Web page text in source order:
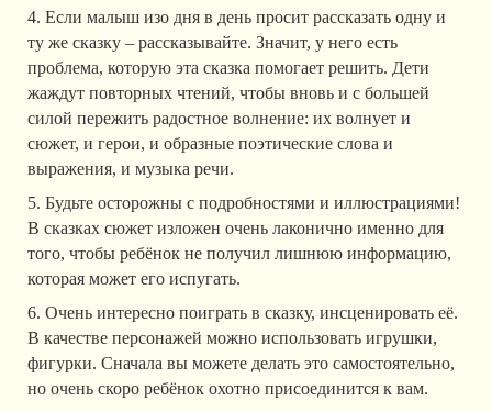
4. Если малыш изо дня в день просит рассказать одну и
ту же сказку – рассказывайте. Значит, у него есть
проблема, которую эта сказка помогает решить. Дети
жаждут повторных чтений, чтобы вновь и с большей
силой пережить радостное волнение: их волнует и
сюжет, и герои, и образные поэтические слова и
выражения, и музыка речи.
5. Будьте осторожны с подробностями и иллюстрациями!
В сказках сюжет изложен очень лаконично именно для
того, чтобы ребёнок не получил лишнюю информацию,
которая может его испугать.
6. Очень интересно поиграть в сказку, инсценировать её.
В качестве персонажей можно использовать игрушки,
фигурки. Сначала вы можете делать это самостоятельно,
но очень скоро ребёнок охотно присоединится к вам.